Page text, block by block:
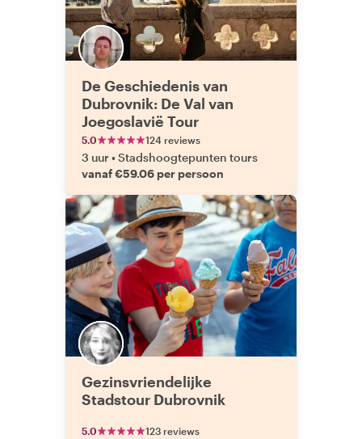
De Geschiedenis van
Dubrovnik: De Val van
Joegoslavië Tour
5.0 124 reviews
3 uur •Stadshoogtepunten tours
vanaf €59.06 per persoon
Gezinsvriendelijke
Stadstour Dubrovnik
5.0 123 reviews